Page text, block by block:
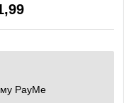
PayMe